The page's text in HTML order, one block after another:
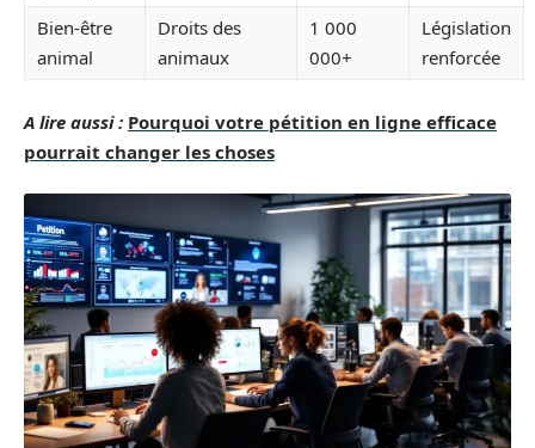
Bien-être
animal
Droits des
animaux
1 000
000+
Législation
renforcée
A lire aussi : Pourquoi votre pétition en ligne efficace
pourrait changer les choses